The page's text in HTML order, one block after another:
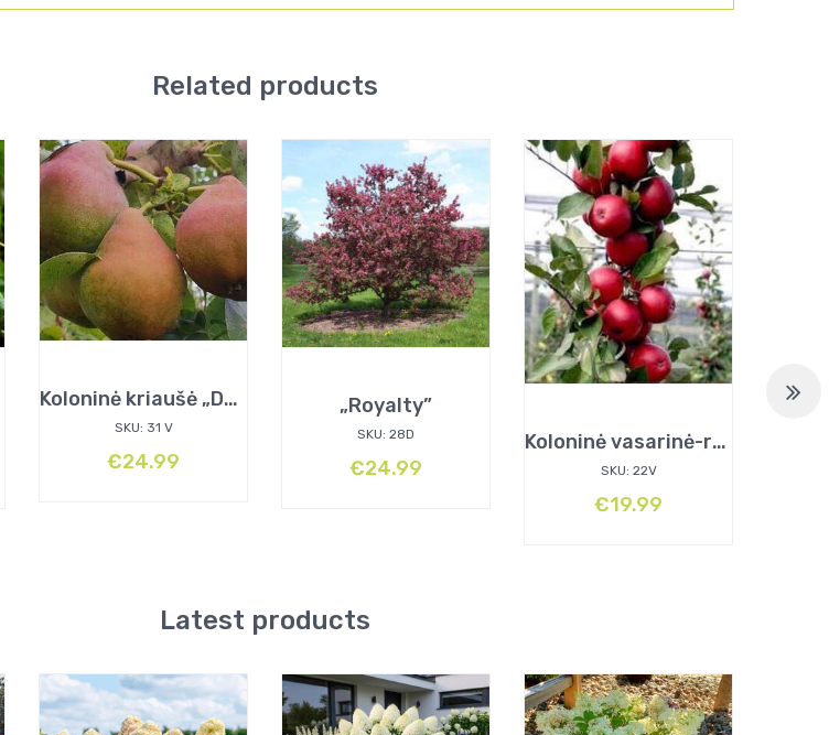
Related products
Koloninė kriaušė „Decora”
SKU: 31 V
€24.99
„Royalty”
SKU: 28D
€24.99
Koloninė vasarinė-rudeninė „Inese”
SKU: 22V
€19.99
Latest products